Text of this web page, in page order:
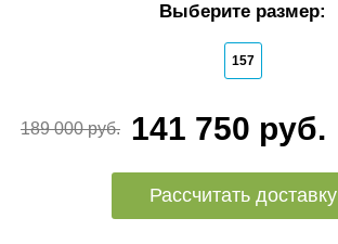
Выберите размер:
157
189 000 руб. 141 750 руб.
Рассчитать доставку